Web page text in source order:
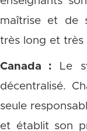
maîtrise et de
très long et
Canada : Le
décentralisé.
seule
et établit son